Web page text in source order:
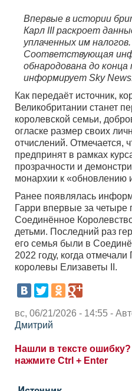
Впервые в истории
Карл III раскроет
уплаченных им налогов.
Соответствующая
обнародована до
информирует Sky
Как передаёт источник,
Великобритании станет
королевской семьи,
огласке размер своих
отчислений. Отмечается,
предпринят в рамках
прозрачности и
монархии к «обновлению
Ранее появлялась
Гарри впервые за четыре
Соединённое
детьми. Последний раз
его семья были в
2022 году, когда
королевы Елизаветы II.
вс, 06/21/2026 - 14:55 -
Дмитрий
Нашли в тексте
нажмите Ctrl + Enter